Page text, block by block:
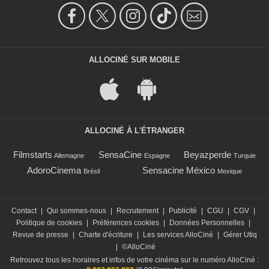
ALLOCINÉ SUR MOBILE
ALLOCINÉ À L'ÉTRANGER
Filmstarts Allemagne SensaCine Espagne Beyazperde Turquie
AdoroCinema Brésil Sensacine México Mexique
Contact Qui sommes-nous Recrutement Publicité CGU CGV
Politique de cookies
Préférences cookies Données Personnelles
Revue de presse
Charte d'écriture Les services AlloCiné
Gérer Utiq
©AlloCiné
Retrouvez tous les horaires et infos de votre cinéma sur le numéro AlloCiné :